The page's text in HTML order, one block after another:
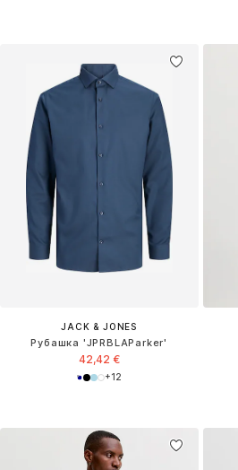
JACK & JONES
Рубашка 'JPRBLAParker'
42,42 €
+12